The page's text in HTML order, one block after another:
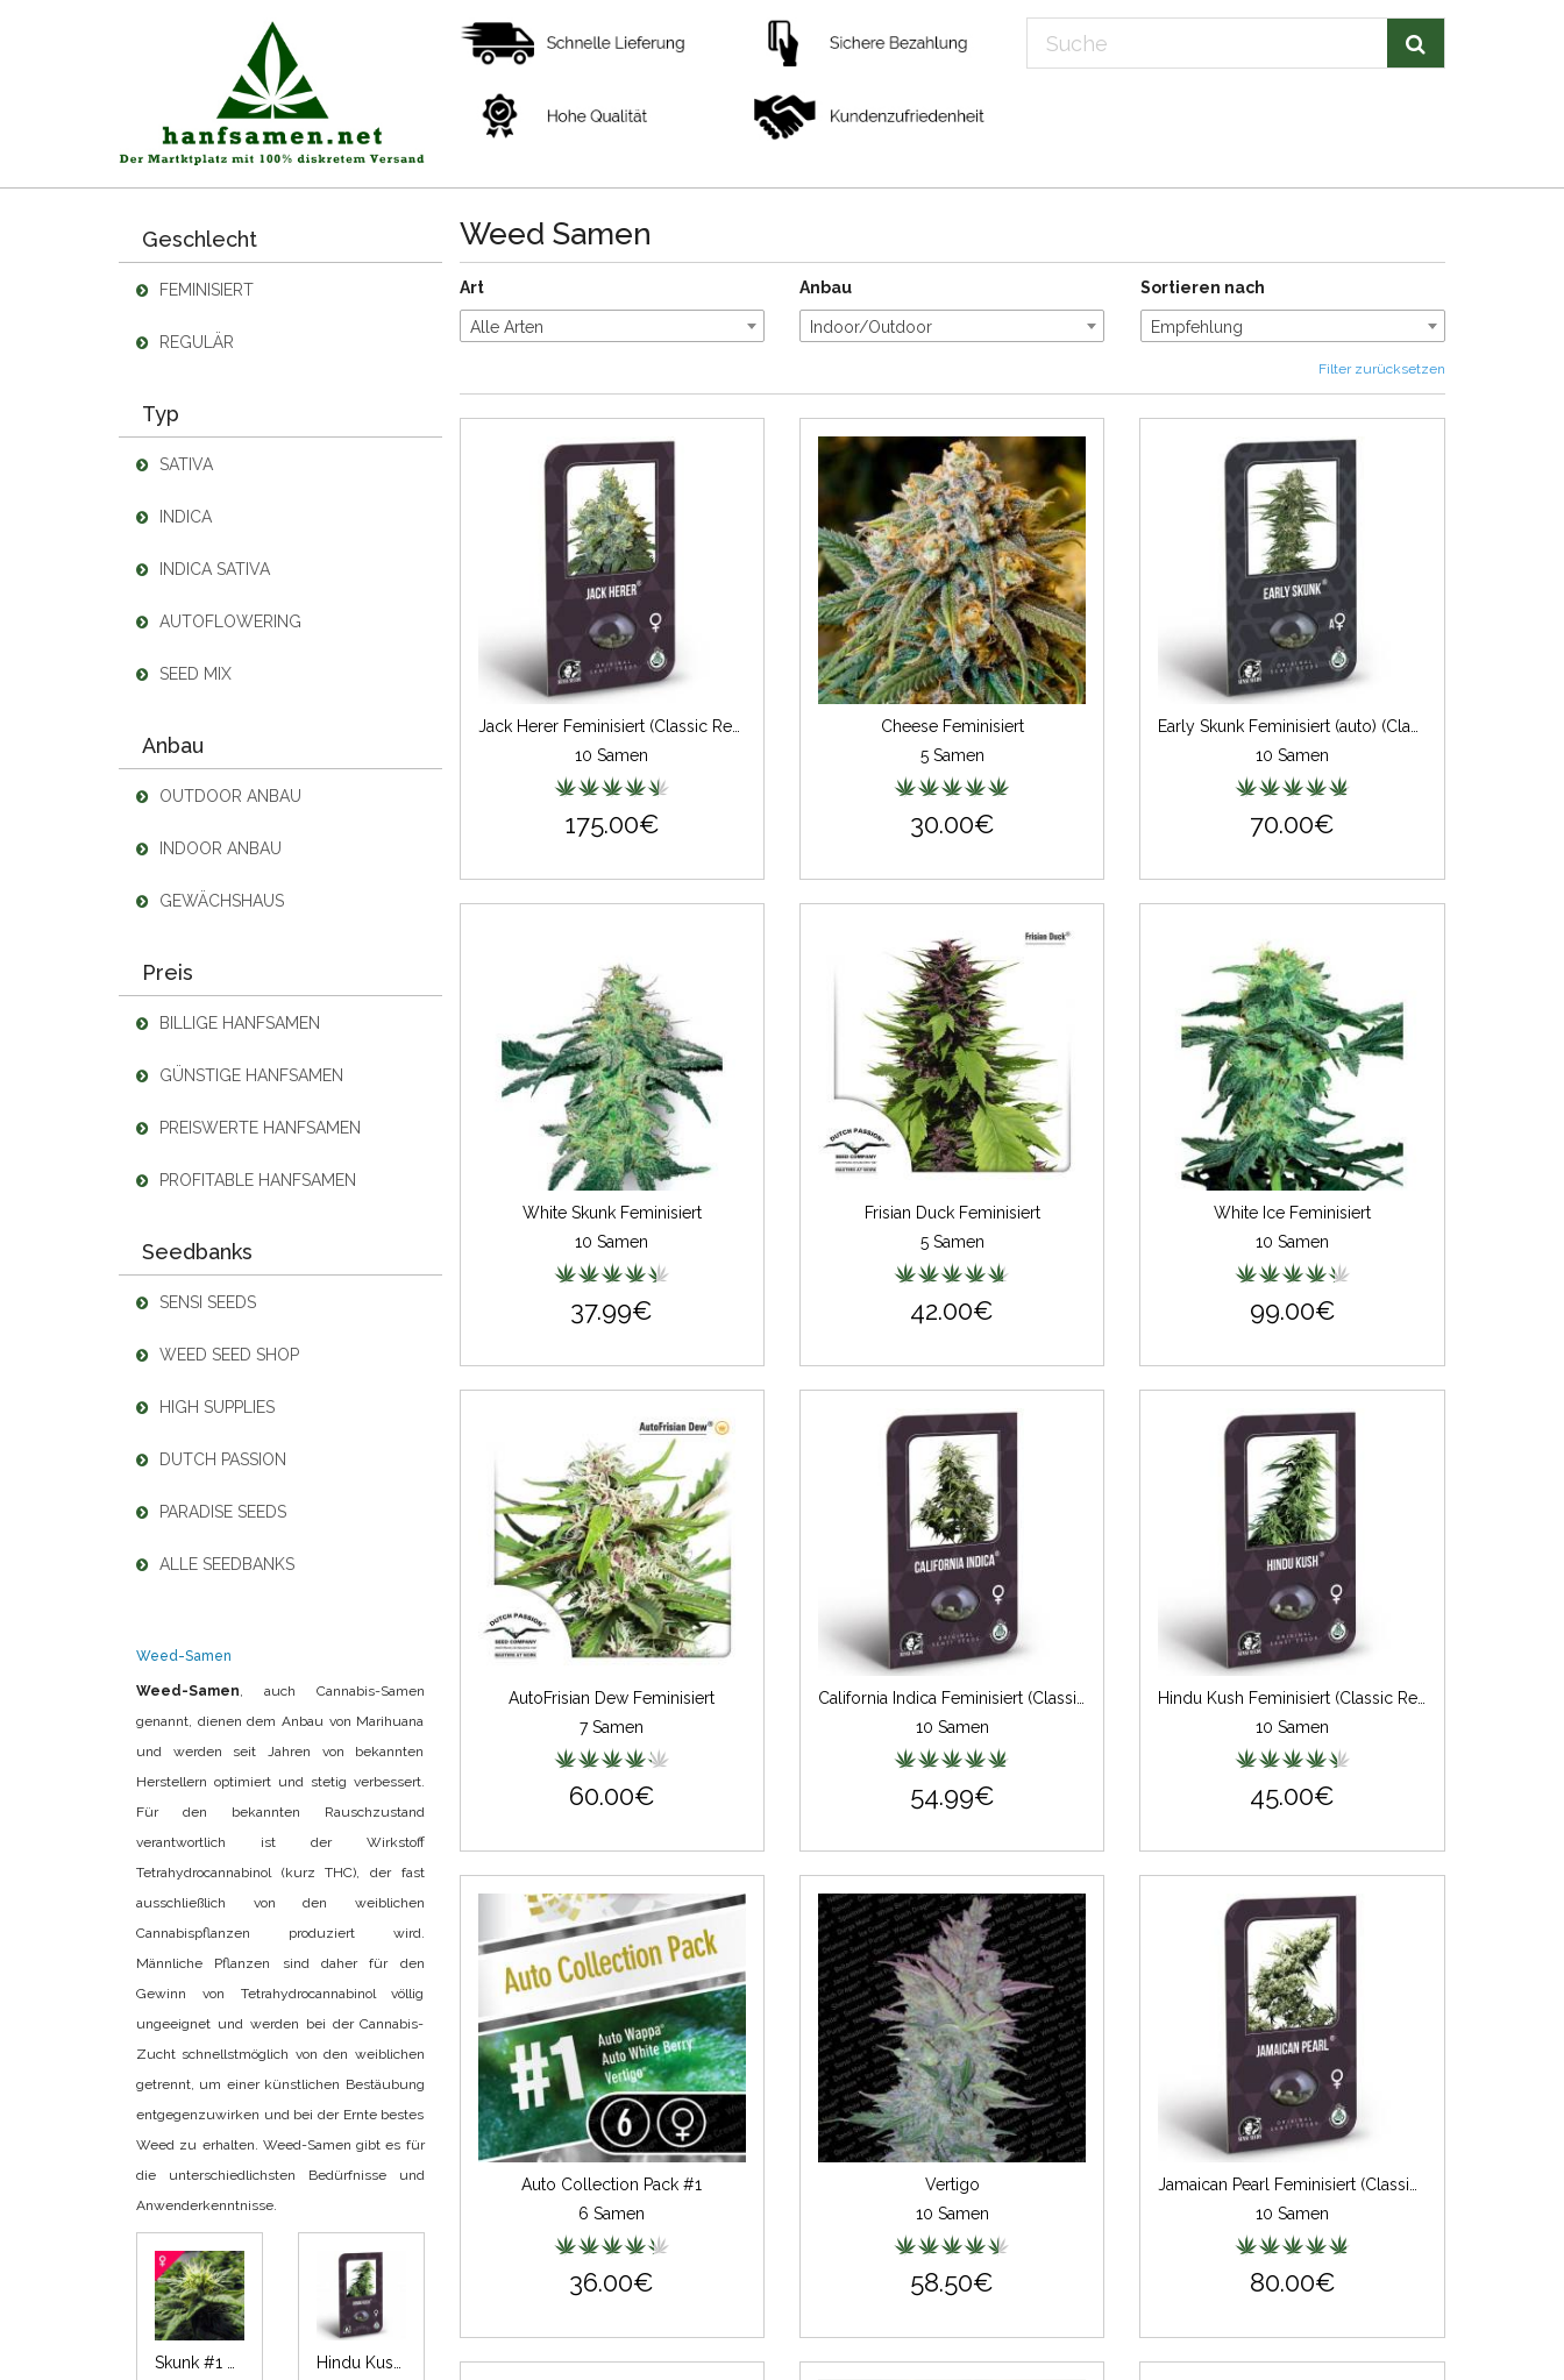
Geschlecht
FEMINISIERT
REGULÄR
Typ
SATIVA
INDICA
INDICA SATIVA
AUTOFLOWERING
SEED MIX
Anbau
OUTDOOR ANBAU
INDOOR ANBAU
GEWÄCHSHAUS
Preis
BILLIGE HANFSAMEN
GÜNSTIGE HANFSAMEN
PREISWERTE HANFSAMEN
PROFITABLE HANFSAMEN
Seedbanks
SENSI SEEDS
WEED SEED SHOP
HIGH SUPPLIES
DUTCH PASSION
PARADISE SEEDS
ALLE SEEDBANKS
Weed-Samen
Weed-Samen, auch Cannabis-Samen
genannt, dienen dem Anbau von Marihuana
und werden seit Jahren von bekannten
Herstellern optimiert und stetig verbessert.
Für den bekannten Rauschzustand
verantwortlich ist der Wirkstoff
Tetrahydrocannabinol (kurz THC), der fast
ausschließlich von den weiblichen
Cannabispflanzen produziert wird.
Männliche Pflanzen sind daher für den
Gewinn von Tetrahydrocannabinol völlig
ungeeignet und werden bei der Cannabis-
Zucht schnellstmöglich von den weiblichen
getrennt, um einer künstlichen Bestäubung
entgegenzuwirken und bei der Ernte bestes
Weed zu erhalten. Weed-Samen gibt es für
die unterschiedlichsten Bedürfnisse und
Anwenderkenntnisse.
Weed Samen
Art
Alle Arten
Anbau
Indoor/Outdoor
Sortieren nach
Empfehlung
Filter zurücksetzen
Jack Herer Feminisiert (Classic Redux Serie)
10 Samen
175.00€
Cheese Feminisiert
5 Samen
30.00€
10 Samen
70.00€
White Skunk Feminisiert
10 Samen
37.99€
Frisian Duck Feminisiert
5 Samen
42.00€
White Ice Feminisiert
10 Samen
99.00€
AutoFrisian Dew Feminisiert
7 Samen
60.00€
10 Samen
54.99€
10 Samen
45.00€
Auto Collection Pack #1
6 Samen
36.00€
Vertigo
10 Samen
58.50€
10 Samen
80.00€